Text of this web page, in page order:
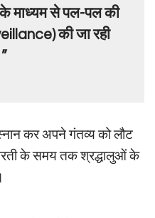
माध्यम से पल-पल की
की जा रही
कर अपने गंतव्य को लौट
के समय तक श्रद्धालुओं के